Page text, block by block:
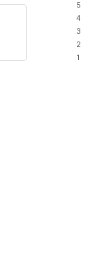
5
4
3
2
1